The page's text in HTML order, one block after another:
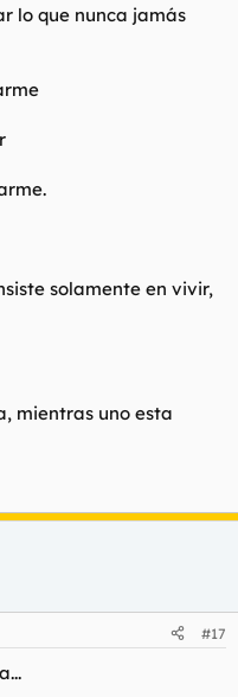
lo que nunca jamás
solamente en vivir,
mientras uno esta
#17